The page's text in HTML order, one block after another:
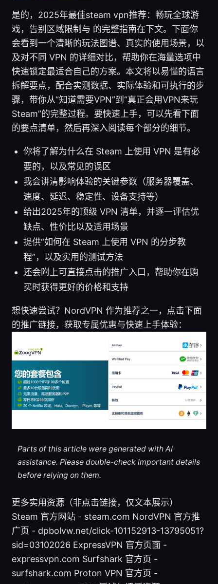
是的，2025年最佳steam vpn推荐：畅玩全球游
戏，告别区域限制与 的完整指南在下文。下面你
会看到一个清晰的玩法图谱、真实的使用场景，以
及对不同 VPN 的详细对比，帮助你在海量选项中
快速锁定最适合自己的方案。本文将以易懂的语言
拆解要点，配合实测数据、实际体验和可执行的步
骤，带你从“知道需要VPN”到“真正会用VPN来玩
Steam”的完整过程。要快速上手，可以先看下面
的要点清单，然后再深入阅读每个部分的细节。
你将了解为什么在 Steam 上使用 VPN 是有必
要的，以及常见的误区
我会讲清影响体验的关键参数（服务器覆盖、
速度、延迟、稳定性、设备支持等）
给出2025年的顶级 VPN 清单，并逐一评估优
缺点、性价比以及适用场景
提供“如何在 Steam 上使用 VPN 的分步教
程”，以及实用的测试方法
还会附上可直接点击的推广入口，帮助你在购
买时获得更好的价格和支持
想快速尝试？NordVPN 作为推荐之一，点击下面
的推广链接，获取专属优惠与快速上手体验：
Parts of this article were generated with AI
assistance. Please double-check important details
before relying on them.
更多实用资源（非点击链接，仅文本展示）
Steam 官方网站 - steam.com NordVPN 官方推
广页 - dpbolvw.net/click-101152913-13795051?
sid=03102026 ExpressVPN 官方页面 -
expressvpn.com Surfshark 官方页 -
surfshark.com Proton VPN 官方页 -